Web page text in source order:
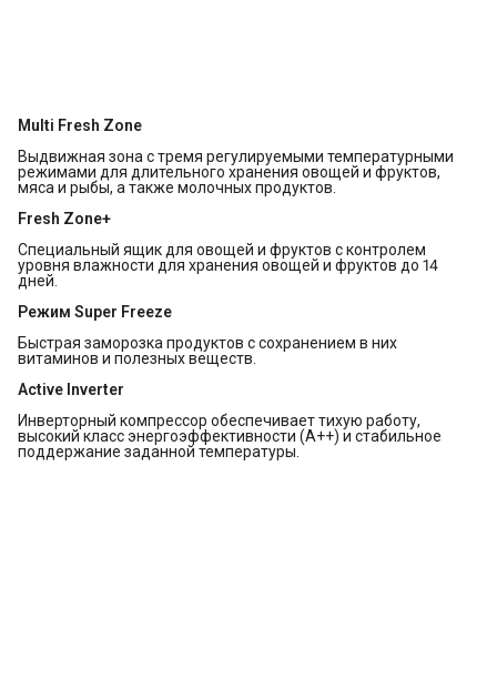
Multi Fresh Zone
Выдвижная зона с тремя регулируемыми температурными
режимами для длительного хранения овощей и фруктов,
мяса и рыбы, а также молочных продуктов.
Fresh Zone+
Специальный ящик для овощей и фруктов с контролем
уровня влажности для хранения овощей и фруктов до 14
дней.
Режим Super Freeze
Быстрая заморозка продуктов с сохранением в них
витаминов и полезных веществ.
Active Inverter
Инверторный компрессор обеспечивает тихую работу,
высокий класс энергоэффективности (А++) и стабильное
поддержание заданной температуры.